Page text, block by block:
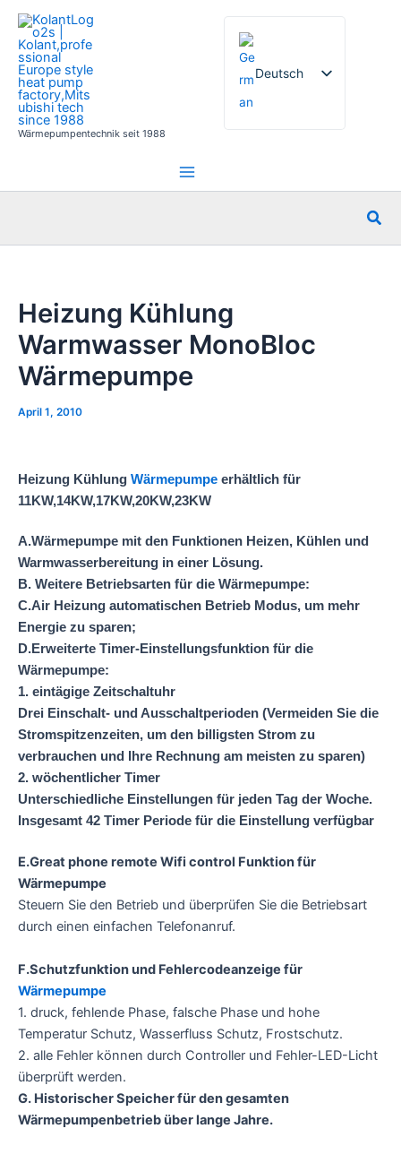
Zum
Inhalt
springen
Wärmepumpentechnik seit 1988
Deutsch
English
Italian
Dutch
Heizung Kühlung
Warmwasser MonoBloc
Wärmepumpe
April 1, 2010
Heizung Kühlung Wärmepumpe erhältlich für
11KW,14KW,17KW,20KW,23KW
A.Wärmepumpe mit den Funktionen Heizen, Kühlen und
Warmwasserbereitung in einer Lösung.
B. Weitere Betriebsarten für die Wärmepumpe:
C.Air Heizung automatischen Betrieb Modus, um mehr
Energie zu sparen;
D.Erweiterte Timer-Einstellungsfunktion für die
Wärmepumpe:
1. eintägige Zeitschaltuhr
Drei Einschalt- und Ausschaltperioden (Vermeiden Sie die
Stromspitzenzeiten, um den billigsten Strom zu
verbrauchen und Ihre Rechnung am meisten zu sparen)
2. wöchentlicher Timer
Unterschiedliche Einstellungen für jeden Tag der Woche.
Insgesamt 42 Timer Periode für die Einstellung verfügbar
E.Great phone remote Wifi control Funktion für
Wärmepumpe
Steuern Sie den Betrieb und überprüfen Sie die Betriebsart
durch einen einfachen Telefonanruf.
F.Schutzfunktion und Fehlercodeanzeige für
Wärmepumpe
1. druck, fehlende Phase, falsche Phase und hohe
Temperatur Schutz, Wasserfluss Schutz, Frostschutz.
2. alle Fehler können durch Controller und Fehler-LED-Licht
überprüft werden.
G. Historischer Speicher für den gesamten
Wärmepumpenbetrieb über lange Jahre.